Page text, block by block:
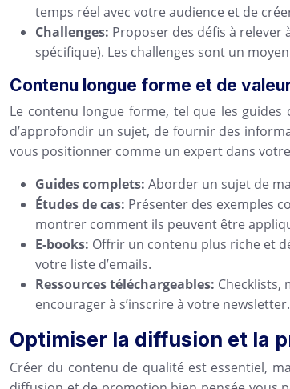
temps réel avec votre audience et de
Challenges: Proposer des défis à relever
spécifique). Les challenges sont un
Contenu longue forme et de
Le contenu longue forme, tel que les
d’approfondir un sujet, de fournir des
vous positionner comme un expert dans
Guides complets: Aborder un sujet de
Études de cas: Présenter des exemples
montrer comment ils peuvent être
E-books: Offrir un contenu plus riche et
votre liste d’emails.
Ressources téléchargeables: Checklists,
encourager à s’inscrire à votre newsletter.
Optimiser la diffusion et la
Créer du contenu de qualité est essentiel,